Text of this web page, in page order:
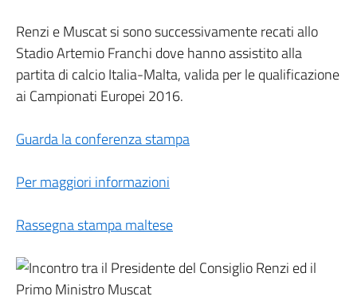
Renzi e Muscat si sono successivamente recati allo
Stadio Artemio Franchi dove hanno assistito alla
partita di calcio Italia-Malta, valida per le qualificazione
ai Campionati Europei 2016.
Guarda la conferenza stampa
Per maggiori informazioni
Rassegna stampa maltese